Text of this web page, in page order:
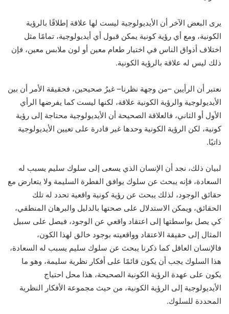
يرى البعض الآخر أن الأيديولوجية ليست لها علاقة إطلاقًا بالرؤية
الكونية، ومع أي رؤية كونية يمكن قبول أي أيديولوجية، تمامًا مثل
اختلاف أذواق الناس في اختيار طعام معين أو لون ملابس معين، فإن
ذلك ليس له علاقة بالرؤية الكونية.
نعتبر أن الرأيين –من وجهة نظرنا– غيرُ صحيحين، فحقيقة الأمر أن بين
الأيديولوجية والرؤية الكونية علاقة، لكنها ليست كما يفرضها الرأي
الأول أو الثاني، فالعلاقة الصحيحة أن الأيديولوجية محتاجة إلى رؤية
كونية، لكن الرؤية الكونية وحدها غير قادرة على تعيين الأيديولوجية
ذاتيًا.
لبيان ذلك، نجد أن الإنسان الذي يسعى إلى سلوك سليم يسبب له
السعادة، فإنه يبحث عن سلوك يوافق الفطرة السليمة ولا يتعارض مع
حقائق الوجود، لذلك يبحث عن رؤية كونية واقعية تحدد له تلك
الحقائق، ويمكن الاستدلال على صحتها بالدليل والبرهان المنطقي،
كي يصل بواسطتها إلى اعتقاد واقعي عن الوجود، فيصل على سبيل
المثال إلى حقيقة الاعتقاد وواقعيته بوجود خالق لهذا الكون،
فالإنسان العاقل كما ذكرنا يبحث عن سلوك سليم يسبب له السعادة،
هذا السلوك يجب أن يكون قائمًا على أفكار نظرية سليمة، وهو ما
يكون على عهدة الرؤية الكونية الصحيحة، هذا محل احتياج
الأيديولوجية إلى الرؤية الكونية، من حيث مجموعة الأفكار النظرية
المحددة للسلوك.